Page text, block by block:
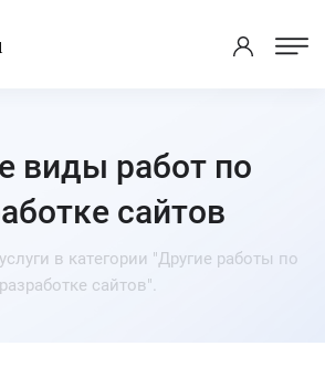
виды работ по
сайтов
в категории "Другие работы по
разработке сайтов".